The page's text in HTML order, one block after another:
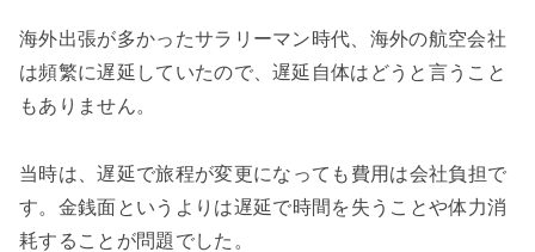
海外出張が多かったサラリーマン時代 、海外の航空会社
は頻繁に遅延していたので、遅延自体はどうと言うこと
もありません。
当時は、遅延で旅程が変更になっても費用は会社負担で
す。 金銭面というよりは遅延で時間を失うことや体力消
耗することが問題でした。